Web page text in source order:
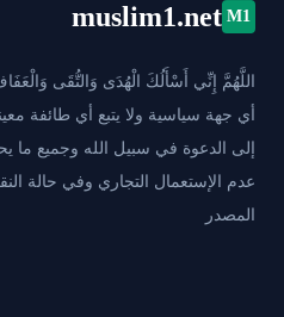
M1
muslim1.net
اللَّهُمَّ إِنِّي أَسْأَلُكَ الْهُدَى وَالتُّقَى
أي جهة سياسية ولا يتبع أي طائفة
إلى الدعوة في سبيل الله وجميع ما
عدم الإستعمال التجاري وفي حالة
المصدر